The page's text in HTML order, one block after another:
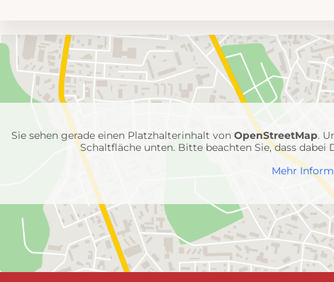
Umgebungskarte
mit
Feuerwehr-
Einheiten
Sie sehen gerade einen Platzhalterinhalt vonOpenStreetMap.
Schaltfläche unten. Bitte beachten Sie, dass
Mehr